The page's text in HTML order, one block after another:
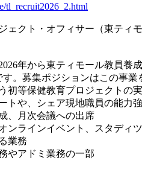
tl_recruit2026_2.html
ェクト・オフィサー（東ティ
年から東ティモール教員
。募集ポジションはこの事
初等保健教育プロジェクト
トや、シェア現地職員の能力
、月次会議への出席
ンラインイベント、スタディ
業務
やアドミ業務の一部